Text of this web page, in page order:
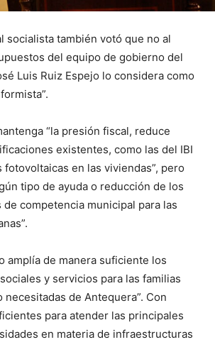
socialista también votó que no al
del equipo de gobierno del
Luis Ruiz Espejo lo considera como
“la presión fiscal, reduce
existentes, como las del IBI
fotovoltaicas en las viviendas”, pero
tipo de ayuda o reducción de los
de competencia municipal para las
amplía de manera suficiente los
y servicios para las familias
necesitadas de Antequera”. Con
para atender las principales
en materia de infraestructuras